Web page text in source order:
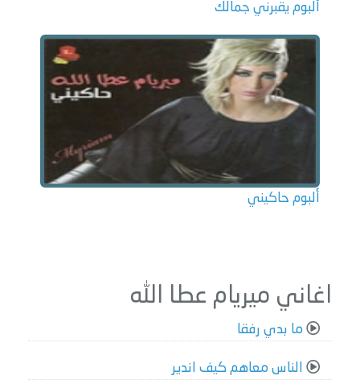
ألبوم يقبرني جمالك
ألبوم حاكيني
اغاني ميريام عطا الله
ما بدي رفقا
الناس معاهم كيف اندير